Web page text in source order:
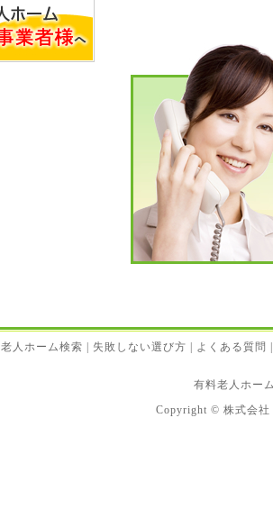
老人ホーム検索 失敗しない選び方 よくある質問
有料老人ホー
Copyright © 株式会社